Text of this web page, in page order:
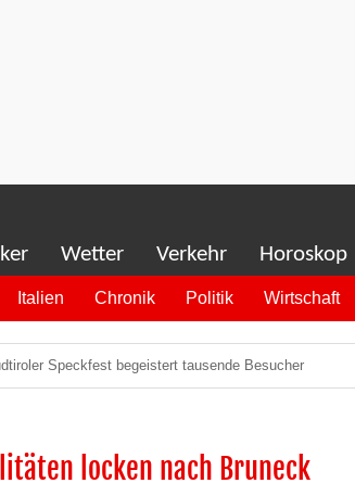
Wetter Verkehr Horoskop
Italien Chronik Politik Wirtschaft
Speckfest begeistert tausende Besucher
locken nach Bruneck